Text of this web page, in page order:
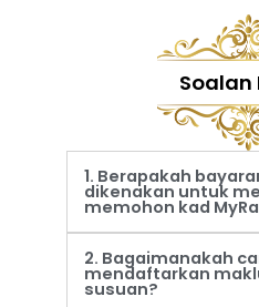
Soalan
1. Berapakah
dikenakan untuk
memohon kad
2. Bagaimanakah
mendaftarkan
susuan?